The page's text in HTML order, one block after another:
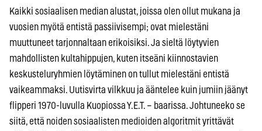
Kaikki sosiaalisen median alustat, joissa olen ollut mukana ja
vuosien myötä entistä passiivisempi; ovat mielestäni
muuttuneet tarjonnaltaan erikoisiksi. Ja sieltä löytyvien
mahdollisten kultahippujen, kuten itseäni kiinnostavien
keskusteluryhmien löytäminen on tullut mielestäni entistä
vaikeammaksi. Uutisvirta vilkkuu ja ääntelee kuin jumiin jäänyt
flipperi 1970-luvulla Kuopiossa Y.E.T. – baarissa. Johtuneeko se
siitä, että noiden sosiaalisten medioiden algoritmit yrittävät